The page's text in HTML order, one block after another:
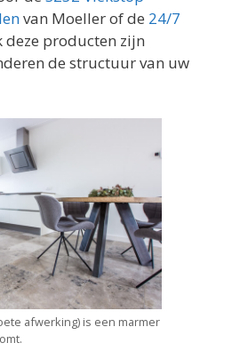
van Moeller of de 24/7
deze producten zijn
de structuur van uw
afwerking) is een marmer